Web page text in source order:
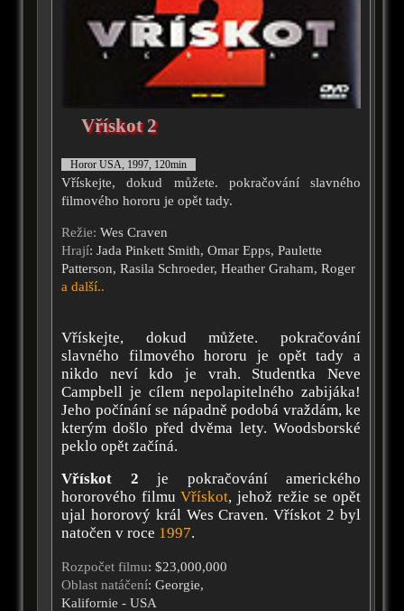
Vřískot 2
Horor USA, 1997, 120min
Vřískejte, dokud můžete. pokračování slavného
filmového hororu je opět tady.
Režie: Wes Craven
Hrají: Jada Pinkett Smith, Omar Epps, Paulette
Patterson, Rasila Schroeder, Heather Graham, Roger
a další..
Vřískejte, dokud můžete. pokračování
slavného filmového hororu je opět tady a
nikdo neví kdo je vrah. Studentka Neve
Campbell je cílem nepolapitelného zabijáka!
Jeho počínání se nápadně podobá vraždám, ke
kterým došlo před dvěma lety. Woodsborské
peklo opět začíná.
Vřískot 2 je pokračování amerického
hororového filmuVřískot, jehož režie se opět
ujal hororový král Wes Craven. Vřískot 2 byl
natočen v roce 1997.
Rozpočet filmu: $23,000,000
Oblast natáčení: Georgie,
Kalifornie - USA